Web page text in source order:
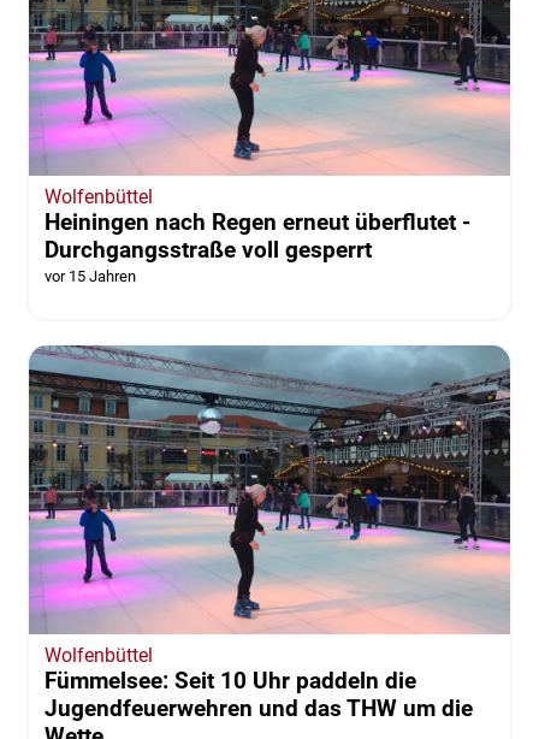
Wolfenbüttel
Heiningen nach Regen erneut überflutet -
Durchgangsstraße voll gesperrt
vor 15 Jahren
Wolfenbüttel
Fümmelsee: Seit 10 Uhr paddeln die
Jugendfeuerwehren und das THW um die